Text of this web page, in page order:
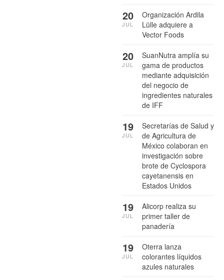
Organización Ardila
Lülle adquiere a
Vector Foods
20
JUL
SuanNutra amplía su
gama de productos
mediante adquisición
del negocio de
ingredientes naturales
de IFF
20
JUL
Secretarías de Salud y
de Agricultura de
México colaboran en
investigación sobre
brote de Cyclospora
cayetanensis en
Estados Unidos
19
JUL
Alicorp realiza su
primer taller de
panadería
19
JUL
Oterra lanza
colorantes líquidos
azules naturales
19
JUL